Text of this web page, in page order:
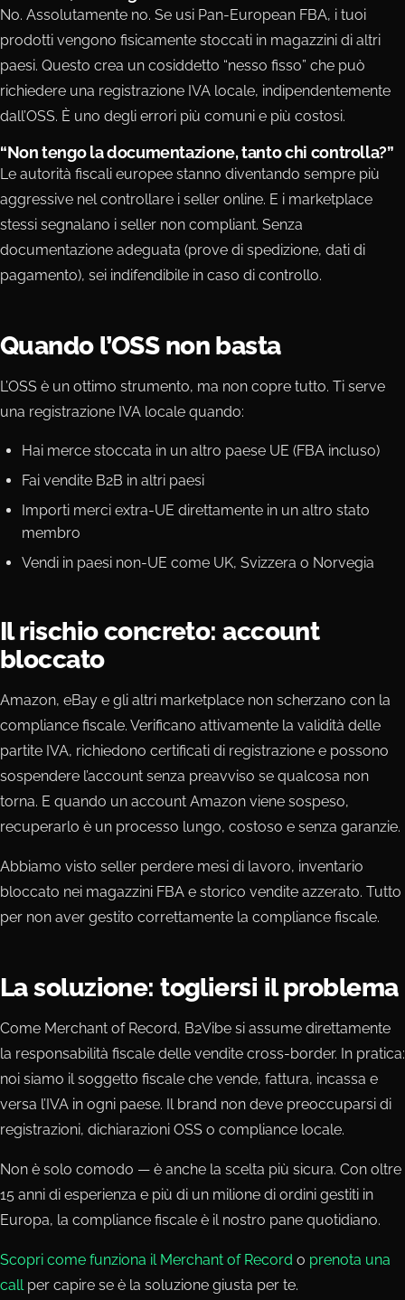
No. Assolutamente no. Se usi Pan-European FBA, i tuoi
prodotti vengono fisicamente stoccati in magazzini di altri
paesi. Questo crea un cosiddetto “nesso fisso” che può
richiedere una registrazione IVA locale, indipendentemente
dall’OSS. È uno degli errori più comuni e più costosi.
“Non tengo la documentazione, tanto chi controlla?”
Le autorità fiscali europee stanno diventando sempre più
aggressive nel controllare i seller online. E i marketplace
stessi segnalano i seller non compliant. Senza
documentazione adeguata (prove di spedizione, dati di
pagamento), sei indifendibile in caso di controllo.
Quando l’OSS non basta
L’OSS è un ottimo strumento, ma non copre tutto. Ti serve
una registrazione IVA locale quando:
Hai merce stoccata in un altro paese UE (FBA incluso)
Fai vendite B2B in altri paesi
Importi merci extra-UE direttamente in un altro stato
membro
Vendi in paesi non-UE come UK, Svizzera o Norvegia
Il rischio concreto: account
bloccato
Amazon, eBay e gli altri marketplace non scherzano con la
compliance fiscale. Verificano attivamente la validità delle
partite IVA, richiedono certificati di registrazione e possono
sospendere l’account senza preavviso se qualcosa non
torna. E quando un account Amazon viene sospeso,
recuperarlo è un processo lungo, costoso e senza garanzie.
Abbiamo visto seller perdere mesi di lavoro, inventario
bloccato nei magazzini FBA e storico vendite azzerato. Tutto
per non aver gestito correttamente la compliance fiscale.
La soluzione: togliersi il problema
Come Merchant of Record, B2Vibe si assume direttamente
la responsabilità fiscale delle vendite cross-border. In pratica:
noi siamo il soggetto fiscale che vende, fattura, incassa e
versa l’IVA in ogni paese. Il brand non deve preoccuparsi di
registrazioni, dichiarazioni OSS o compliance locale.
Non è solo comodo — è anche la scelta più sicura. Con oltre
15 anni di esperienza e più di un milione di ordini gestiti in
Europa, la compliance fiscale è il nostro pane quotidiano.
Scopri come funziona il Merchant of Record o prenota una
callper capire se è la soluzione giusta per te.